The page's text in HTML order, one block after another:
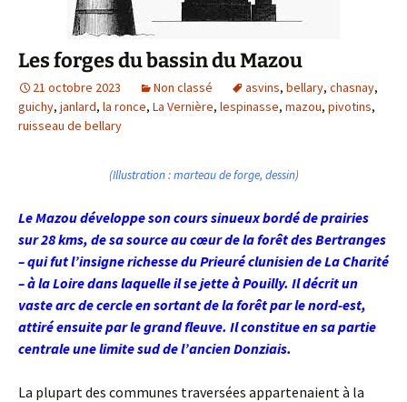
Les forges du bassin du Mazou
21 octobre 2023 Non classé asvins, bellary, chasnay,
guichy, janlard, la ronce, La Vernière, lespinasse, mazou, pivotins,
ruisseau de bellary
(Illustration : marteau de forge, dessin)
Le Mazou développe son cours sinueux bordé de prairies
sur 28 kms, de sa source au cœur de la forêt des Bertranges
– qui fut l’insigne richesse du Prieuré clunisien de La Charité
– à la Loire dans laquelle il se jette à Pouilly. Il décrit un
vaste arc de cercle en sortant de la forêt par le nord-est,
attiré ensuite par le grand fleuve. Il constitue en sa partie
centrale une limite sud de l’ancien Donziais.
La plupart des communes traversées appartenaient à la